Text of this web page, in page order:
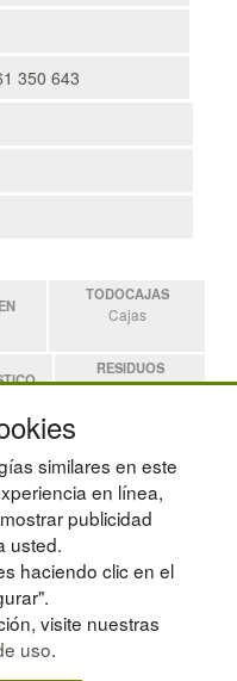
350 643
TODOCAJAS
Cajas
RESIDUOS
Residuos
WEB
FRECUENTES
A TU CUENTA
similares en este
en línea,
publicidad
usted.
haciendo clic en el
visite nuestras
uso.